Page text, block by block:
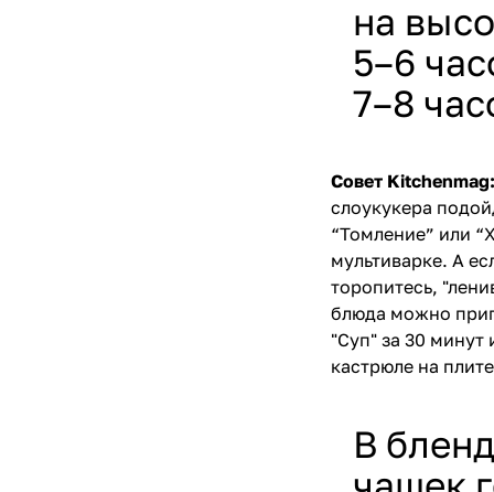
на
5–6
7–8
Совет Kitchenmag:
слоукукера
“Томление” или
мультиварке. А
торопитесь,
блюда можно
"Суп" за 30 минут
кастрюле на
В